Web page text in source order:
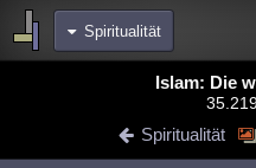
Spiritualität
Diskussionen
Chat Wiki Neuigkeiten
Islam: Die
Spiritualität